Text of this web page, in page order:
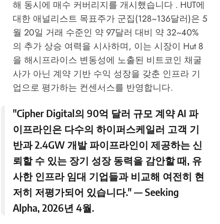
해 동시에 매수 커버리지를 개시했습니다 . HUT에
대한 애널리스트 목표주가 군집(128~136달러)은 5
월 20일 거래 수준인 약 97달러 대비 약 32~40%
의 추가 상승 여력을 시사하며, 이는 시장이 Hut 8
을 해시프라이스 변동성에 노출된 비트코인 채굴
사가 아닌 계약 기반 수익 성장을 갖춘 인프라 기
업으로 평가하는 컨센서스를 반영합니다.
"Cipher Digital의 90억 달러 규모 계약 AI 파
이프라인은 다수의 하이퍼스케일러 고객 기
반과 2.4GW 개발 파이프라인이 제공하는 신
뢰할 수 있는 장기 성장 동력을 감안할 때, 유
사한 인프라 임대 기업들과 비교해 여전히 현
저히 저평가되어 있습니다." —Seeking
Alpha, 2026년 4월.